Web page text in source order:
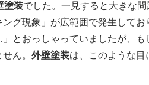
塗装でした。一見すると大きな
グ現象」が広範囲で発生して
とおっしゃっていましたが、
ん。 外壁塗装は、このような